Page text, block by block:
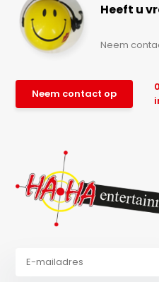
Heeft u
Neem
Neem contact op